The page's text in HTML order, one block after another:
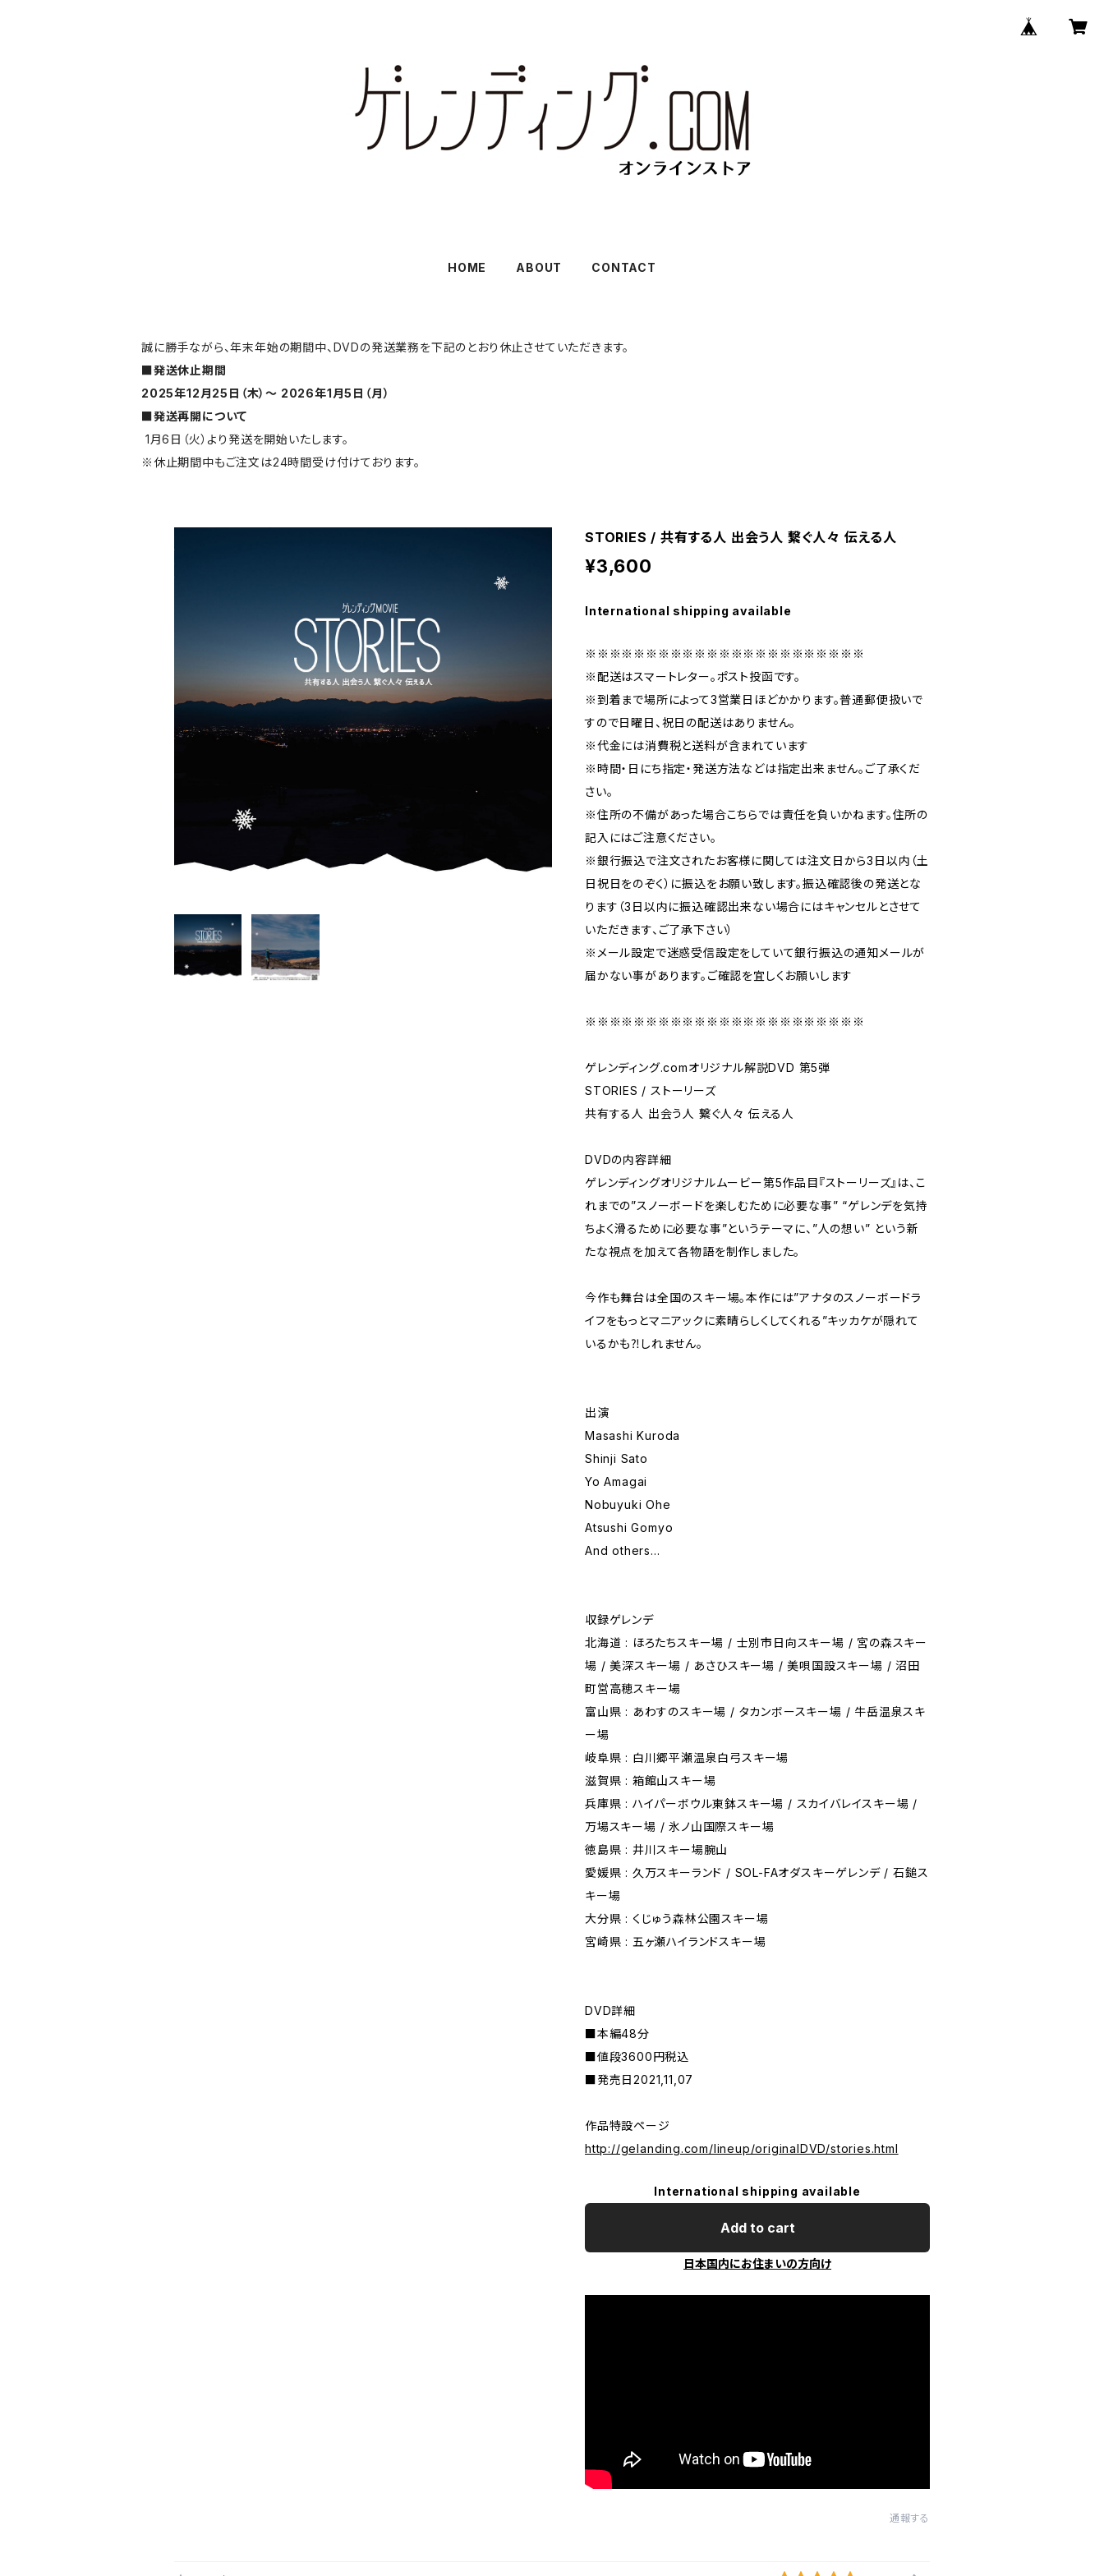
HOME ABOUT CONTACT
誠に勝手ながら、年末年始の期間中、DVDの発送業務を下記のとおり休止させていただきます。
■発送休止期間
2025年12月25日（木）～ 2026年1月5日（月）
■発送再開について
1月6日（火）より発送を開始いたします。
※休止期間中もご注文は24時間受け付けております。
STORIES / 共有する人 出会う人 繋ぐ人々 伝える人
¥3,600
International shipping available
※※※※※※※※※※※※※※※※※※※※※※※
※配送はスマートレター。ポスト投函です。
※到着まで場所によって3営業日ほどかかります。普通郵便扱いで
すので日曜日、祝日の配送はありません。
※代金には消費税と送料が含まれています
※時間・日にち指定・発送方法などは指定出来ません。ご了承くだ
さい。
※住所の不備があった場合こちらでは責任を負いかねます。住所の
記入にはご注意ください。
※銀行振込で注文されたお客様に関しては注文日から3日以内（土
日祝日をのぞく）に振込をお願い致します。振込確認後の発送とな
ります（3日以内に振込確認出来ない場合にはキャンセルとさせて
いただきます、ご了承下さい）
※メール設定で迷惑受信設定をしていて銀行振込の通知メールが
届かない事があります。ご確認を宜しくお願いします
※※※※※※※※※※※※※※※※※※※※※※※
ゲレンディング.comオリジナル解説DVD 第5弾
STORIES / ストーリーズ
共有する人 出会う人 繋ぐ人々 伝える人
DVDの内容詳細
ゲレンディングオリジナルムービー第5作品目『ストーリーズ』は、こ
れまでの”スノーボードを楽しむために必要な事” “ゲレンデを気持
ちよく滑るために必要な事”というテーマに、”人の想い” という新
たな視点を加えて各物語を制作しました。
今作も舞台は全国のスキー場。本作には”アナタのスノーボードラ
イフをもっとマニアックに素晴らしくしてくれる”キッカケが隠れて
いるかも⁈しれません。
出演
Masashi Kuroda
Shinji Sato
Yo Amagai
Nobuyuki Ohe
Atsushi Gomyo
And others...
収録ゲレンデ
北海道 : ほろたちスキー場 / 士別市日向スキー場 / 宮の森スキー
場 / 美深スキー場 / あさひスキー場 / 美唄国設スキー場 / 沼田
町営高穂スキー場
富山県 : あわすのスキー場 / タカンボースキー場 / 牛岳温泉スキ
ー場
岐阜県 : 白川郷平瀬温泉白弓スキー場
滋賀県 : 箱館山スキー場
兵庫県 : ハイパーボウル東鉢スキー場 / スカイバレイスキー場 /
万場スキー場 / 氷ノ山国際スキー場
徳島県 : 井川スキー場腕山
愛媛県 : 久万スキーランド / SOL-FAオダスキーゲレンデ / 石鎚ス
キー場
大分県 : くじゅう森林公園スキー場
宮崎県 : 五ヶ瀬ハイランドスキー場
DVD詳細
■本編48分
■値段3600円税込
■発売日2021,11,07
作品特設ページ
http://gelanding.com/lineup/originalDVD/stories.html
International shipping available
Add to cart
日本国内にお住まいの方向け
通報する